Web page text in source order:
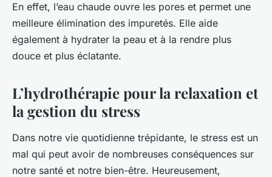
En effet, l’eau chaude ouvre les pores et permet une
meilleure élimination des impuretés. Elle aide
également à hydrater la peau et à la rendre plus
douce et plus éclatante.
L’hydrothérapie pour la relaxation et
la gestion du stress
Dans notre vie quotidienne trépidante, le stress est un
mal qui peut avoir de nombreuses conséquences sur
notre santé et notre bien-être. Heureusement,